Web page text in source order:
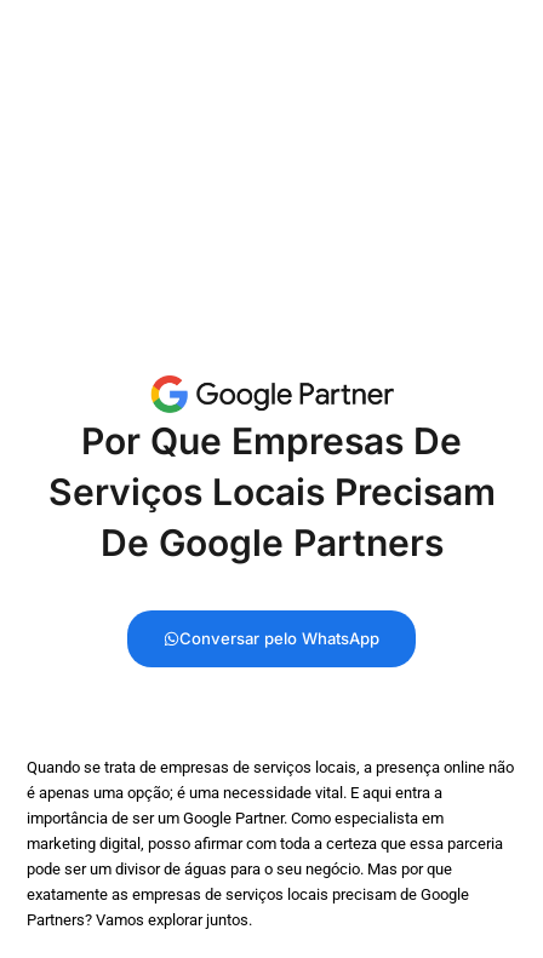
Por Que Empresas De
Serviços Locais Precisam
De Google Partners
Conversar pelo WhatsApp
Quando se trata de empresas de serviços locais, a presença online não
é apenas uma opção; é uma necessidade vital. E aqui entra a
importância de ser um Google Partner. Como especialista em
marketing digital, posso afirmar com toda a certeza que essa parceria
pode ser um divisor de águas para o seu negócio. Mas por que
exatamente as empresas de serviços locais precisam de Google
Partners? Vamos explorar juntos.